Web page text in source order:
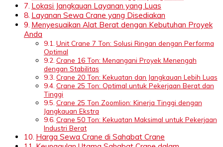
Lokasi Jangkauan Layanan yang Luas
Layanan Sewa Crane yang Disediakan
Menyesuaikan Alat Berat dengan Kebutuhan Proyek
Anda
Unit Crane 7 Ton: Solusi Ringan dengan Performa
Optimal
Crane 16 Ton: Menangani Proyek Menengah
dengan Stabilitas
Crane 20 Ton: Kekuatan dan Jangkauan Lebih Luas
Crane 25 Ton: Optimal untuk Pekerjaan Berat dan
Tinggi
Crane 25 Ton Zoomlion: Kinerja Tinggi dengan
Jangkauan Ekstra
Crane 50 Ton: Kekuatan Maksimal untuk Pekerjaan
Industri Berat
Harga Sewa Crane di Sahabat Crane